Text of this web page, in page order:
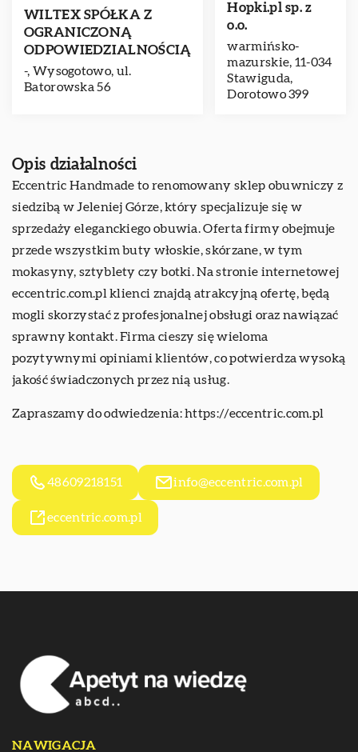
WILTEX SPÓŁKA Z
OGRANICZONĄ
ODPOWIEDZIALNOŚCIĄ
-, Wysogotowo, ul.
Batorowska 56
Hopki.pl sp. z
o.o.
warmińsko-
mazurskie, 11-034
Stawiguda,
Dorotowo 399
Opis działalności
Eccentric Handmade to renomowany sklep obuwniczy z
siedzibą w Jeleniej Górze, który specjalizuje się w
sprzedaży eleganckiego obuwia. Oferta firmy obejmuje
przede wszystkim buty włoskie, skórzane, w tym
mokasyny, sztyblety czy botki. Na stronie internetowej
eccentric.com.pl klienci znajdą atrakcyjną ofertę, będą
mogli skorzystać z profesjonalnej obsługi oraz nawiązać
sprawny kontakt. Firma cieszy się wieloma
pozytywnymi opiniami klientów, co potwierdza wysoką
jakość świadczonych przez nią usług.
Zapraszamy do odwiedzenia:https://eccentric.com.pl
48609218151 info@eccentric.com.pl
eccentric.com.pl
NAWIGACJA